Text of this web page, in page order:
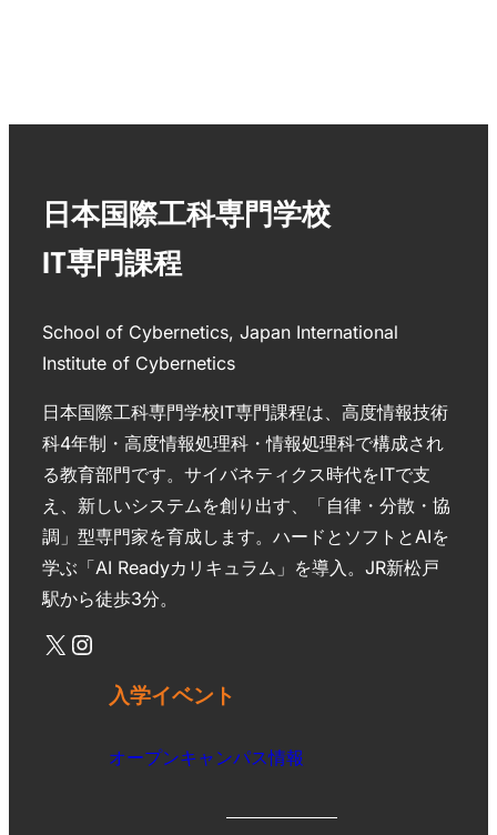
日本国際工科専門学校
IT専門課程
School of Cybernetics, Japan International
Institute of Cybernetics
日本国際工科専門学校IT専門課程は、高度情報技術
科4年制・高度情報処理科・情報処理科で構成され
る教育部門です。サイバネティクス時代をITで支
え、新しいシステムを創り出す、「自律・分散・協
調」型専門家を育成します。ハードとソフトとAIを
学ぶ「AI Readyカリキュラム」を導入。JR新松戸
駅から徒歩3分。
入学イベント
オープンキャンパス情報